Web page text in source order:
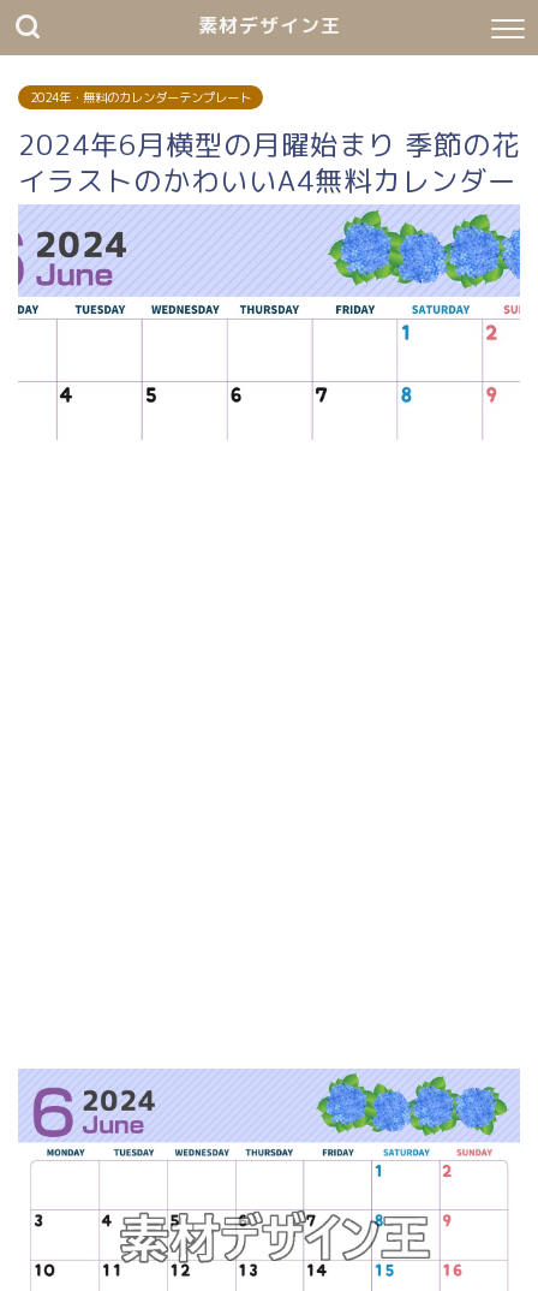
素材デザイン王
2024年・無料のカレンダーテンプレート
2024年6月横型の月曜始まり 季節の花
イラストのかわいいA4無料カレンダー